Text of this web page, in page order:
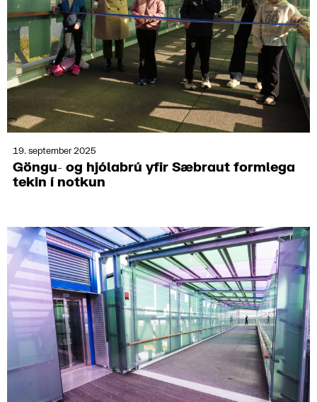
19. september 2025
Göngu- og hjóla­brú yfir Sæbraut form­lega
tekin í notk­un